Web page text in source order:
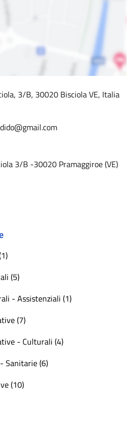
3/B, 30020 Bisciola VE, Italia
3/B -30020 Pramaggiroe (VE)
(5)
- Assistenziali (1)
(7)
- Culturali (4)
Sanitarie (6)
(10)